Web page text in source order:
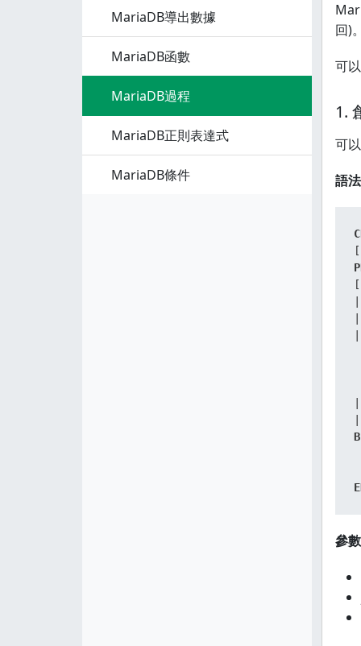
MariaDB導出數據
MariaDB函數
MariaDB過程
MariaDB正則表達式
MariaDB條件
回)
可
1.
可
語
參